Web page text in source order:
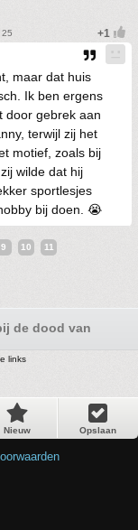
25
maar dat huis
Ik ben ergens
door gebrek aan
terwijl zij het
motief, zoals bij
wilde dat hij
sportlesjes
bij doen. 😭
9 10 11
de dood van zijn
links
Nieuw Opslaan